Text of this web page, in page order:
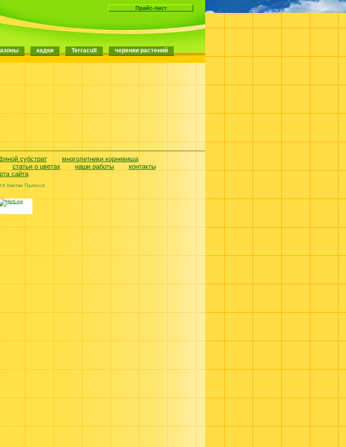
кадки Terracult черенки растений
субстрат
многолетники корневища
статьи о цветах наши работы
контакты
сайта
Кветки Палесся